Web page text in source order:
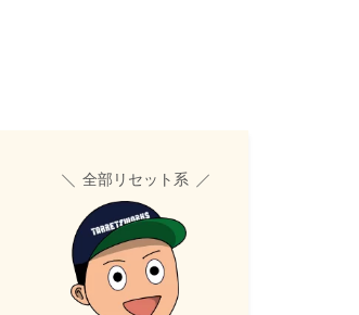
全部リセット系